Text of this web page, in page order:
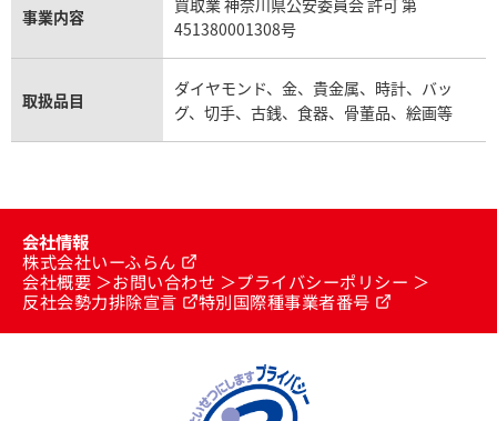
事業内容
買取業 神奈川県公安委員会 許可 第
451380001308号
取扱品目
ダイヤモンド、金、貴金属、時計、バッ
グ、切手、古銭、食器、骨董品、絵画等
会社情報
株式会社いーふらん
会社概要
お問い合わせ
プライバシーポリシー
反社会勢力排除宣言
特別国際種事業者番号